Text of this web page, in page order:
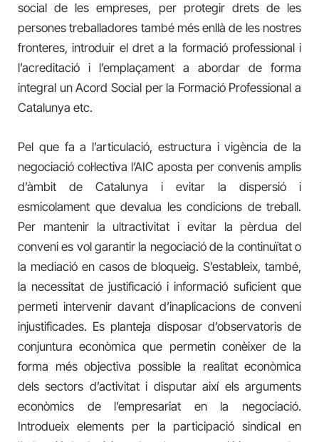
social de les empreses, per protegir drets de les
persones treballadores també més enllà de les nostres
fronteres, introduir el dret a la formació professional i
l’acreditació i l’emplaçament a abordar de forma
integral un Acord Social per la Formació Professional a
Catalunya etc.
Pel que fa a l’articulació, estructura i vigència de la
negociació col·lectiva l’AIC aposta per convenis amplis
d’àmbit de Catalunya i evitar la dispersió i
esmicolament que devalua les condicions de treball.
Per mantenir la ultractivitat i evitar la pèrdua del
conveni es vol garantir la negociació de la continuïtat o
la mediació en casos de bloqueig. S’estableix, també,
la necessitat de justificació i informació suficient que
permeti intervenir davant d’inaplicacions de conveni
injustificades. Es planteja disposar d’observatoris de
conjuntura econòmica que permetin conèixer de la
forma més objectiva possible la realitat econòmica
dels sectors d’activitat i disputar així els arguments
econòmics de l’empresariat en la negociació.
Introdueix elements per la participació sindical en